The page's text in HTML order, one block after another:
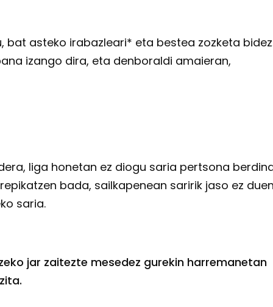
bat asteko irabazleari* eta bestea zozketa
izango dira, eta denboraldi amaieran,
liga honetan ez diogu saria pertsona
bada, sailkapenean saririk jaso ez duen
saria.
jar zaitezte mesedez gurekin harremanetan